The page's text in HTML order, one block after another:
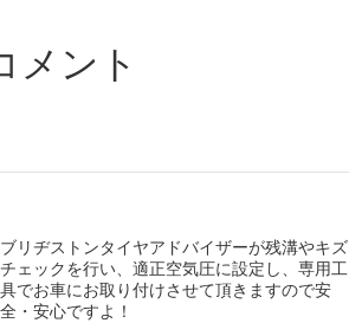
メント
ブリヂストンタイヤアドバイザーが残溝やキズ
チェックを行い、適正空気圧に設定し、専用工
具でお車にお取り付けさせて頂きますので安
全・安心ですよ！